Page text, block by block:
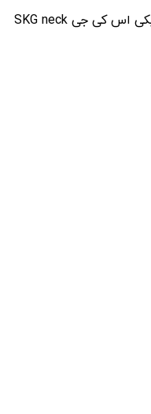
/ ماساژور گردن الکتریکی اس کی جی SKG neck